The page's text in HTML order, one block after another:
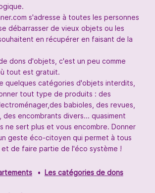
s'adresse à toutes les personnes
débarrasser de vieux objets ou les
en récupérer en faisant de la
dons d'objets, c'est un peu comme
tout est gratuit.
quelques catégories d'objets interdits,
tout type de produits : des
babioles, des revues,
encombrants divers... quasiment
ne sert plus et vous encombre. Donner
geste éco-citoyen qui permet à tous
et de faire partie de l'éco système !
Les catégories de dons